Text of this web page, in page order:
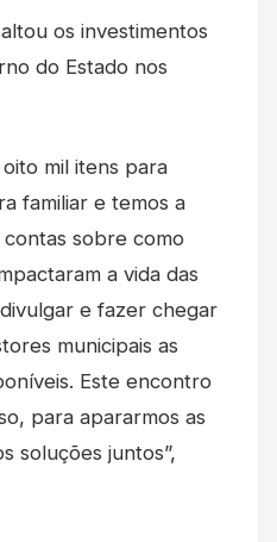
os investimentos
do Estado nos
mil itens para
familiar e temos a
sobre como
a vida das
e fazer chegar
municipais as
Este encontro
para apararmos as
soluções juntos”,